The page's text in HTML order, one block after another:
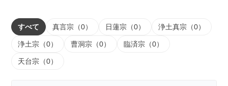
すべて 真言宗（0） 日蓮宗（0） 浄土真宗（0）
浄土宗（0） 曹洞宗（0） 臨済宗（0）
天台宗（0）